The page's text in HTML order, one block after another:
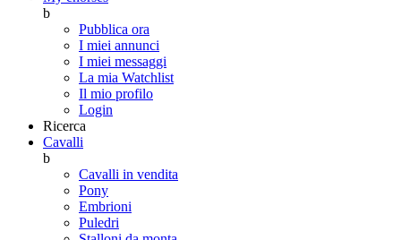
b
Pubblica ora
I miei annunci
I miei messaggi
La mia Watchlist
Il mio profilo
Login
Ricerca
Cavalli
b
Cavalli in vendita
Pony
Embrioni
Puledri